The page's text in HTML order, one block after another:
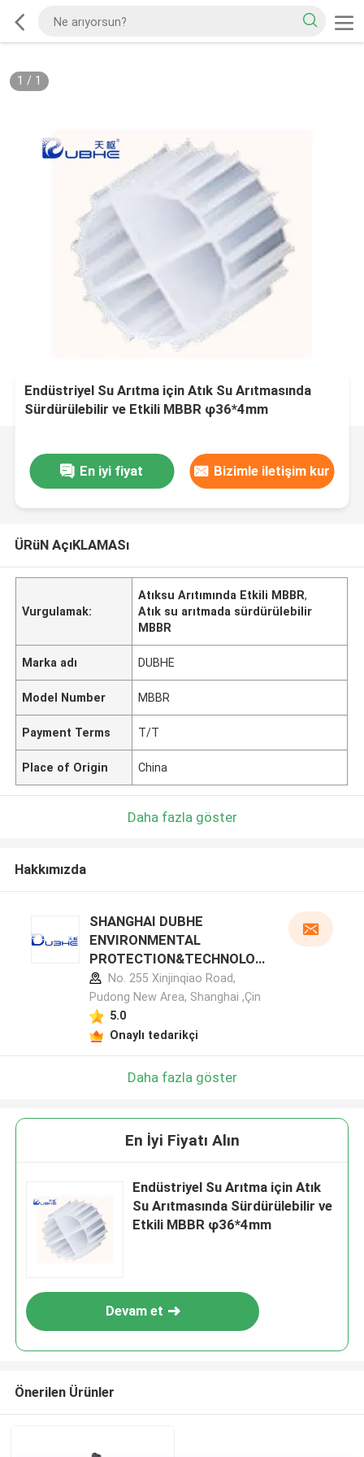
1 / 1
Endüstriyel Su Arıtma için Atık Su Arıtmasında
Sürdürülebilir ve Etkili MBBR φ36*4mm
En iyi fiyat Bizimle iletişim kur
ÜRüN AçıKLAMASı
Vurgulamak:
Atıksu Arıtımında Etkili MBBR,
Atık su arıtmada sürdürülebilir
MBBR
Marka adı DUBHE
Model Number MBBR
Payment Terms T/T
Place of Origin China
Daha fazla göster
Hakkımızda
SHANGHAI DUBHE
ENVIRONMENTAL
PROTECTION&TECHNOLOG
Y CO.,LTD üretici profili
No. 255 Xinjinqiao Road,
Pudong New Area, Shanghai ,Çin
5.0
Onaylı tedarikçi
Daha fazla göster
En İyi Fiyatı Alın
Endüstriyel Su Arıtma için Atık
Su Arıtmasında Sürdürülebilir ve
Etkili MBBR φ36*4mm
Devam et
Önerilen Ürünler